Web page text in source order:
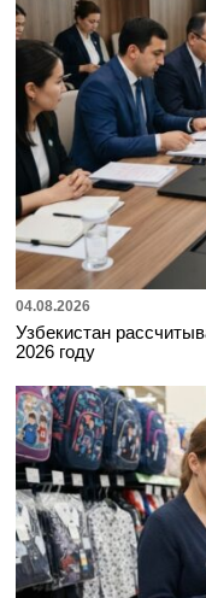
04.08.2026
Узбекистан
2026 году